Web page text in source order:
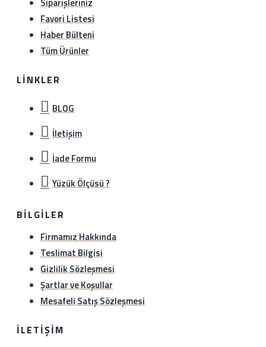
Siparişleriniz
Favori Listesi
Haber Bülteni
Tüm Ürünler
LINKLER
BLOG
İletişim
İade Formu
Yüzük Ölçüsü ?
BILGILER
Firmamız Hakkında
Teslimat Bilgisi
Gizlilik Sözleşmesi
Şartlar ve Koşullar
Mesafeli Satış Sözleşmesi
İLETIŞIM